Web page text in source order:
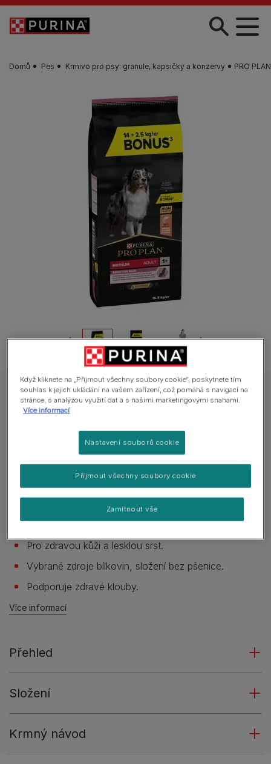
Skip to main content
Domů Pes Krmivo pro psy: granule, kapsičky a konzervy PRO
PURINA® PRO PLAN® Medium Adult Dog Sensitive Skin, granule pro psy
s lososem 14 + 2,5 kg
plemena) losos 16,5 kg
0 hodnocení
Dostupné velikosti balení: 14 + 2,5 kg
Hlavní složka losos, vysoký podíl bílkovin.
Pro zdravou kůži a lesklou srst.
Vybrané zdroje bílkovin, složení bez pšenice.
Podporuje zdravé klouby.
Více informací
Přehled
Složení
Krmný návod
Když kliknete na „Přijmout všechny soubory cookie“, poskytnete tím
souhlas k jejich ukládání na vašem zařízení, což pomáhá s navigací na
stránce, s analýzou využití dat a s našimi marketingovými snahami.
Více informací
Nastavení souborů cookie
Zamítnout vše
Přijmout všechny soubory cookie